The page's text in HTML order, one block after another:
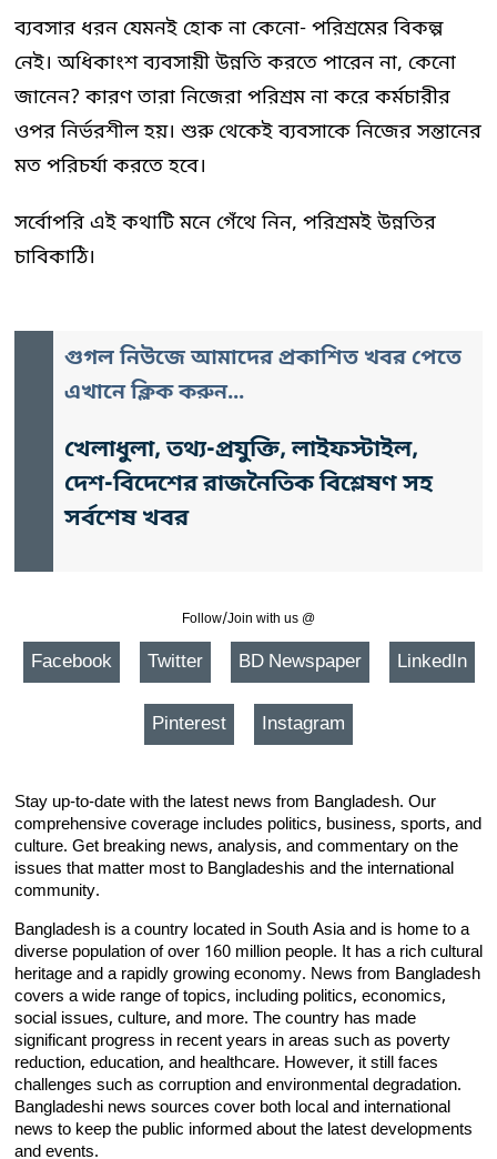
ব্যবসার ধরন যেমনই হোক না কেনো- পরিশ্রমের বিকল্প
নেই। অধিকাংশ ব্যবসায়ী উন্নতি করতে পারেন না, কেনো
জানেন? কারণ তারা নিজেরা পরিশ্রম না করে কর্মচারীর
ওপর নির্ভরশীল হয়। শুরু থেকেই ব্যবসাকে নিজের সন্তানের
মত পরিচর্যা করতে হবে।
সর্বোপরি এই কথাটি মনে গেঁথে নিন, পরিশ্রমই উন্নতির
চাবিকাঠি।
গুগল নিউজে আমাদের প্রকাশিত খবর পেতে
এখানে ক্লিক করুন...
খেলাধুলা, তথ্য-প্রযুক্তি, লাইফস্টাইল,
দেশ-বিদেশের রাজনৈতিক বিশ্লেষণ সহ
সর্বশেষ খবর
Follow/Join with us @
Facebook Twitter BD Newspaper LinkedIn
Pinterest Instagram
Stay up-to-date with the latest news from Bangladesh. Our
comprehensive coverage includes politics, business, sports, and
culture. Get breaking news, analysis, and commentary on the
issues that matter most to Bangladeshis and the international
community.
Bangladesh is a country located in South Asia and is home to a
diverse population of over 160 million people. It has a rich cultural
heritage and a rapidly growing economy. News from Bangladesh
covers a wide range of topics, including politics, economics,
social issues, culture, and more. The country has made
significant progress in recent years in areas such as poverty
reduction, education, and healthcare. However, it still faces
challenges such as corruption and environmental degradation.
Bangladeshi news sources cover both local and international
news to keep the public informed about the latest developments
and events.